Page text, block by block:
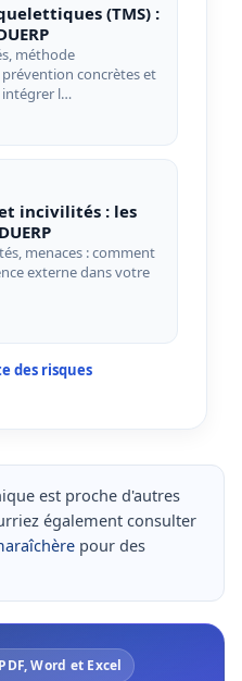
(TMS) :
méthode
concrètes et
intégrer l…
incivilités : les
menaces : comment
externe dans votre
des risques
est proche d'autres
également consulter
pour des
PDF, Word et Excel